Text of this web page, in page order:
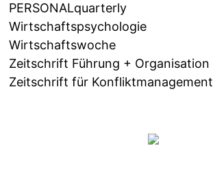
PERSONALquarterly
Wirtschaftspsychologie
Wirtschaftswoche
Zeitschrift Führung + Organisation
Zeitschrift für Konfliktmanagement